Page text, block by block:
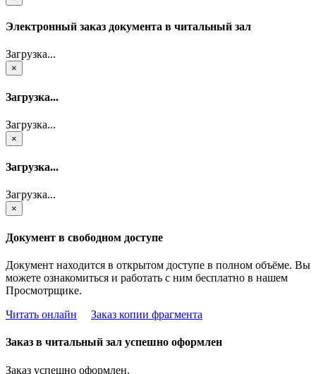
Электронный заказ документа в читальный зал
Загрузка...
×
Загрузка...
Загрузка...
×
Загрузка...
Загрузка...
×
Документ в свободном доступе
Документ находится в открытом доступе в полном объёме. Вы
можете ознакомиться и работать с ним бесплатно в нашем
Просмотрщике.
Читать онлайн
Заказ копии фрагмента
Заказ в читальный зал успешно оформлен
Заказ успешно оформлен.